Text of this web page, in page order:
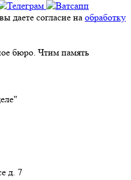
даете согласие на обработку
бюро. Чтим память
д. 7